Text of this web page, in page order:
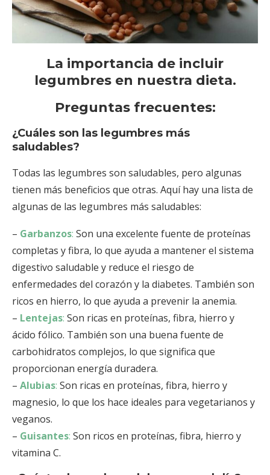
La importancia de incluir
legumbres en nuestra dieta.
Preguntas frecuentes:
¿Cuáles son las legumbres más
saludables?
Todas las legumbres son saludables, pero algunas
tienen más beneficios que otras. Aquí hay una lista de
algunas de las legumbres más saludables:
– Garbanzos: Son una excelente fuente de proteínas
completas y fibra, lo que ayuda a mantener el sistema
digestivo saludable y reduce el riesgo de
enfermedades del corazón y la diabetes. También son
ricos en hierro, lo que ayuda a prevenir la anemia.
– Lentejas: Son ricas en proteínas, fibra, hierro y
ácido fólico. También son una buena fuente de
carbohidratos complejos, lo que significa que
proporcionan energía duradera.
– Alubias: Son ricas en proteínas, fibra, hierro y
magnesio, lo que los hace ideales para vegetarianos y
veganos.
– Guisantes: Son ricos en proteínas, fibra, hierro y
vitamina C.